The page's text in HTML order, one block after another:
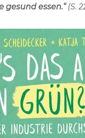
gesund essen.“ (S.